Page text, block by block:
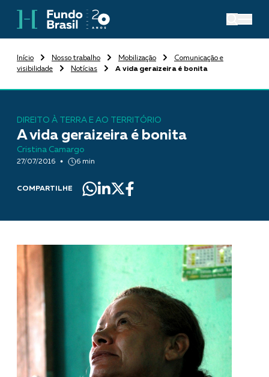
Início Nosso trabalho Mobilização
Comunicação e
visibilidade
Notícias A vida geraizeira é bonita
DIREITO À TERRA E AO TERRITÓRIO
A vida geraizeira é bonita
Cristina Camargo
27/07/2016 6 min
COMPARTILHE